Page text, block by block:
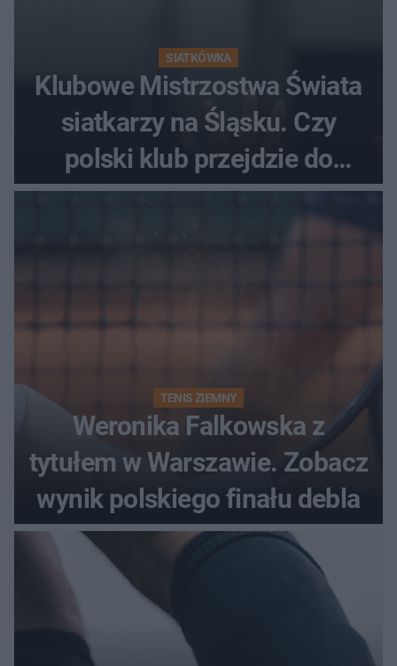
SIATKÓWKA
Klubowe Mistrzostwa Świata
siatkarzy na Śląsku. Czy
polski klub przejdzie do
historii
TENIS ZIEMNY
Weronika Falkowska z
tytułem w Warszawie. Zobacz
wynik polskiego finału debla